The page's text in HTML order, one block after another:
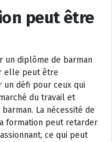
peut être
un diplôme de barman
elle peut être
un défi pour ceux qui
du travail et
La nécessité de
formation peut retarder
ce qui peut